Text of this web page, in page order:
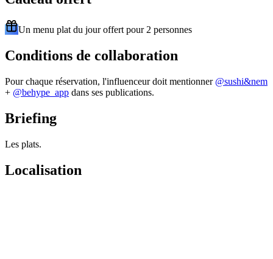
Un menu plat du jour offert pour 2 personnes
Conditions de collaboration
Pour chaque réservation, l'influenceur doit mentionner @sushi&nem
+ @behype_app dans ses publications.
Briefing
Les plats.
Localisation